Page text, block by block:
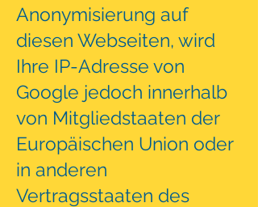
Anonymisierung auf
diesen Webseiten, wird
Ihre IP-Adresse von
Google jedoch innerhalb
von Mitgliedstaaten der
Europäischen Union oder
in anderen
Vertragsstaaten des